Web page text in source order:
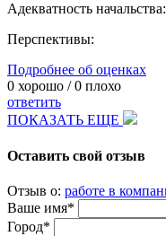
Адекватность начальства:
Перспективы:
Подробнее об оценках
0 хорошо /0 плохо
ответить
ПОКАЗАТЬ ЕЩЕ
Оставить свой отзыв
Отзыв о: работе в
Ваше имя*
Город*